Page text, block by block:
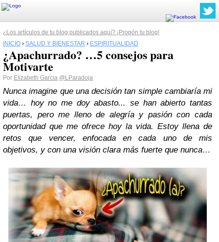
¿Los artículos de tu blog publicados aquí? ¡Propón tu blog!
INICIO › SALUD Y BIENESTAR › ESPIRITUALIDAD
¿Apachurrado? …5 consejos para
Motivarte
Por Elizabeth Garcia @LParadoja
Nunca imagine que una decisión tan simple cambiaría mi
vida… hoy no me doy abasto... se han abierto tantas
puertas, pero me lleno de alegría y pasión con cada
oportunidad que me ofrece hoy la vida. Estoy llena de
retos que vencer, enfocada en cada uno de mis
objetivos, y con una visión clara más fuerte que nunca…